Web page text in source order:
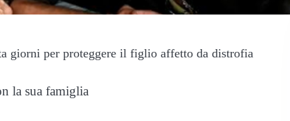
la sua famiglia